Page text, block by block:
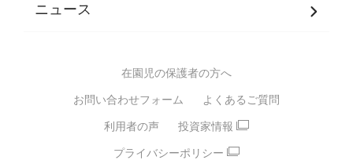
バイリンガル保育園
スポーツ保育園
モンテッソーリ式保育園
STEAMS保育・学童
えいご
SDGsについて
ニュース
在園児の保護者の方へ
お問い合わせフォーム よくあるご質問
利用者の声 投資家情報
プライバシーポリシー